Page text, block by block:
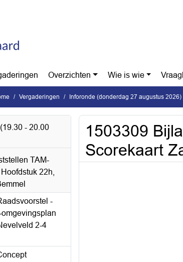
Overzichten Wie is wie
Vergaderingen Inforonde (donderdag 27 augustus 2026)
- 20.00
TAM-
22h,
-
2-4
1503309
Scorekaart